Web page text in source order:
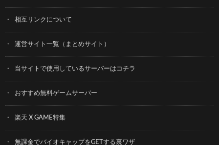
相互リンクについて
運営サイト一覧（まとめサイト）
当サイトで使用しているサーバーはコチラ
おすすめ無料ゲームサーバー
楽天 X GAME特集
無課金でバイオキャップをGETする裏ワザ